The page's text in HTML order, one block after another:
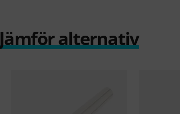
Jämför alternativ